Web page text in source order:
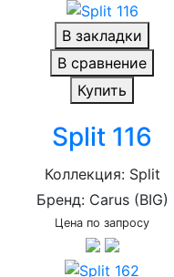
В закладки
В сравнение
Купить
Split 116
Коллекция: Split
Бренд: Carus (BIG)
Цена по запросу